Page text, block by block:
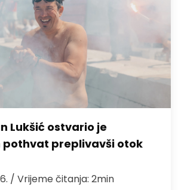
Lukšić ostvario je
preplivavši otok
/ Vrijeme čitanja: 2min